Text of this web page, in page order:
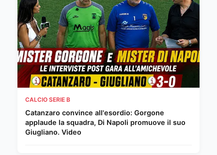
CALCIO SERIE B
Catanzaro convince all'esordio: Gorgone
applaude la squadra, Di Napoli promuove il suo
Giugliano. Video